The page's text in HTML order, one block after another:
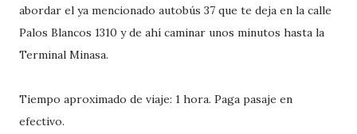
abordar el ya mencionado autobús 37 que te deja en la calle
Palos Blancos 1310 y de ahí caminar unos minutos hasta la
Terminal Minasa.
Tiempo aproximado de viaje: 1 hora. Paga pasaje en
efectivo.